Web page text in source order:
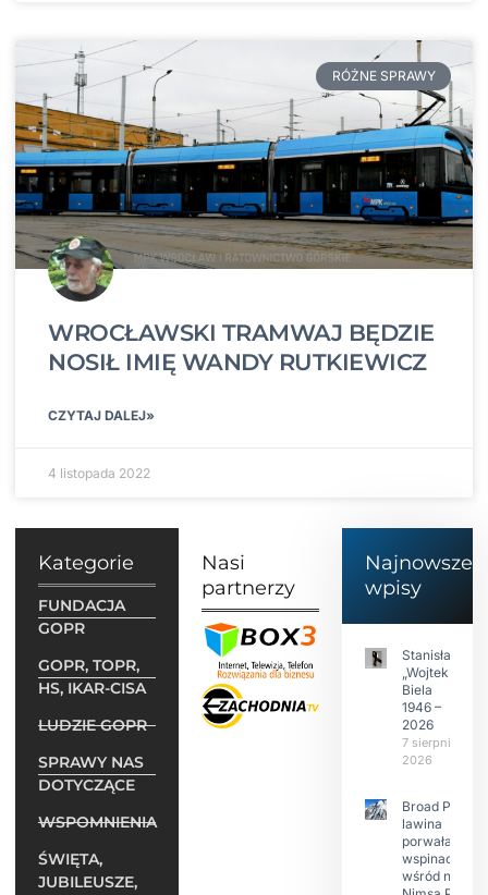
RÓŻNE SPRAWY
WROCŁAWSKI TRAMWAJ BĘDZIE
NOSIŁ IMIĘ WANDY RUTKIEWICZ
CZYTAJ DALEJ»
4 listopada 2022
Kategorie
FUNDACJA
GOPR
GOPR, TOPR,
HS, IKAR-CISA
LUDZIE GOPR
SPRAWY NAS
DOTYCZĄCE
WSPOMNIENIA
ŚWIĘTA,
JUBILEUSZE,
Nasi
partnerzy
Najnowsze
wpisy
Stanisław
„Wojtek”
Biela
1946 –
2026
7 sierpnia
2026
Broad Peak:
lawina
porwała 10
wspinaczy,
wśród nich